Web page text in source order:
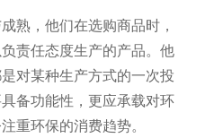
熟，他们在选购商品时，
责任态度生产的产品。他
对某种生产方式的一次投
备功能性，更应承载对环
重环保的消费趋势。